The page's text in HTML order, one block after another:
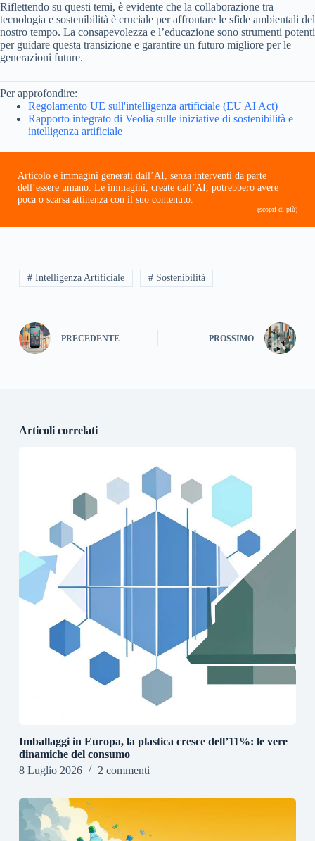
Riflettendo su questi temi, è evidente che la collaborazione tra
tecnologia e sostenibilità è cruciale per affrontare le sfide ambientali del
nostro tempo. La consapevolezza e l’educazione sono strumenti potenti
per guidare questa transizione e garantire un futuro migliore per le
generazioni future.
Per approfondire:
Regolamento UE sull'intelligenza artificiale (EU AI Act)
Rapporto integrato di Veolia sulle iniziative di sostenibilità e
intelligenza artificiale
Articolo e immagini generati dall’AI, senza interventi da parte
dell’essere umano. Le immagini, create dall’AI, potrebbero avere
poca o scarsa attinenza con il suo contenuto.
(scopri di più)
# Intelligenza Artificiale # Sostenibilità
PRECEDENTE PROSSIMO
Articoli correlati
Imballaggi in Europa, la plastica cresce dell’11%: le vere
dinamiche del consumo
8 Luglio 2026
2 commenti